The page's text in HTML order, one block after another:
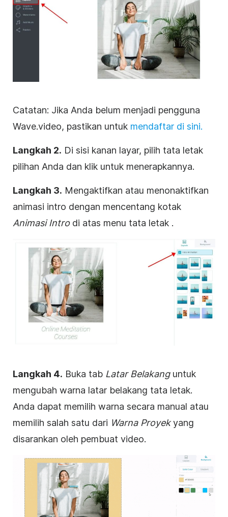
Catatan: Jika Anda belum menjadi pengguna
Wave.video, pastikan untuk mendaftar di sini.
Langkah 2. Di sisi kanan layar, pilih tata letak
pilihan Anda dan klik untuk menerapkannya.
Langkah 3. Mengaktifkan atau menonaktifkan
animasi intro dengan mencentang kotak
Animasi Introdi atas menu tata letak .
Langkah 4. Buka tab Latar Belakanguntuk
mengubah warna latar belakang tata letak.
Anda dapat memilih warna secara manual atau
memilih salah satu dari Warna Proyekyang
disarankan oleh pembuat video.